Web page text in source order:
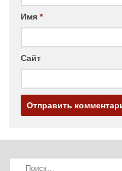
Имя *
Сайт
Найти: